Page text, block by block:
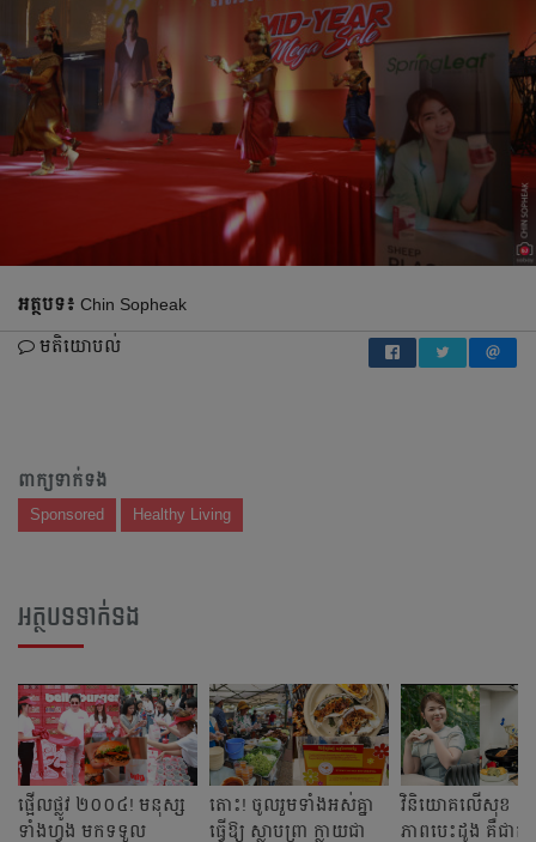
អត្ថបទ៖ Chin Sopheak
មតិយោបល់
ពាក្យទាក់ទង
Sponsored Healthy Living
អត្ថបទទាក់ទង
ផ្អើលផ្លូវ ២០០៤! មនុស្ស
ទាំងហ្វូង មកទទួល
តោះ! ចូលរួមទាំងអស់គ្នា
ធ្វើឱ្យ ស្លាបព្រា ក្លាយជា
វិនិយោគលើសុខ
ភាពបេះដូង គឺជាកា